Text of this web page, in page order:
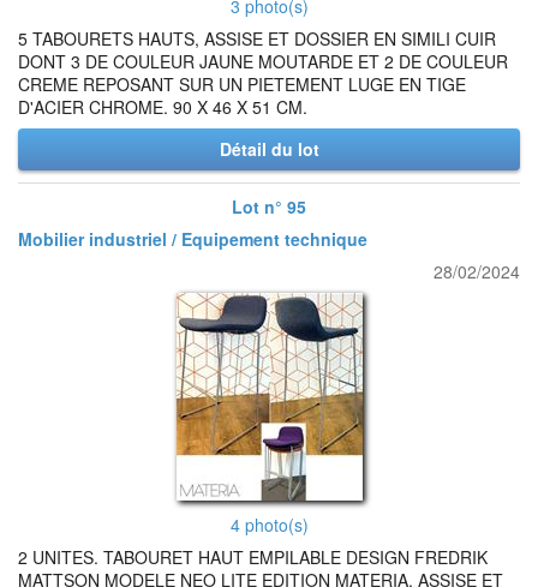
3 photo(s)
5 TABOURETS HAUTS, ASSISE ET DOSSIER EN SIMILI CUIR
DONT 3 DE COULEUR JAUNE MOUTARDE ET 2 DE COULEUR
CREME REPOSANT SUR UN PIETEMENT LUGE EN TIGE
D'ACIER CHROME. 90 X 46 X 51 CM.
Détail du lot
Lot n° 95
Mobilier industriel / Equipement technique
28/02/2024
4 photo(s)
2 UNITES. TABOURET HAUT EMPILABLE DESIGN FREDRIK
MATTSON MODELE NEO LITE EDITION MATERIA, ASSISE ET